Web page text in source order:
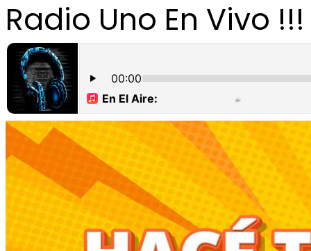
Radio Uno En Vivo !!!